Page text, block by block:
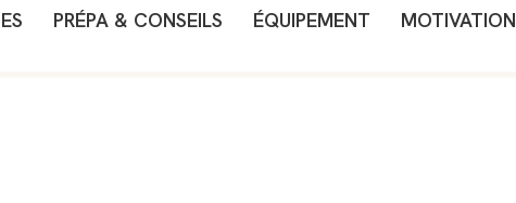
PRÉPA & CONSEILS ÉQUIPEMENT MOTIVATION